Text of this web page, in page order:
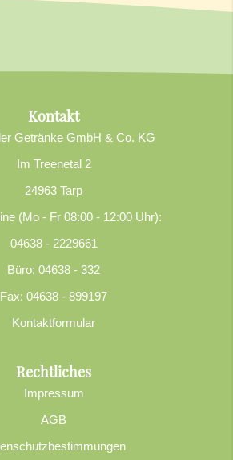
Kontakt
Getränke GmbH & Co. KG
Im Treenetal 2
24963 Tarp
(Mo - Fr 08:00 - 12:00 Uhr):
04638 - 2229661
Büro: 04638 - 332
Fax: 04638 - 899197
Kontaktformular
Rechtliches
Impressum
AGB